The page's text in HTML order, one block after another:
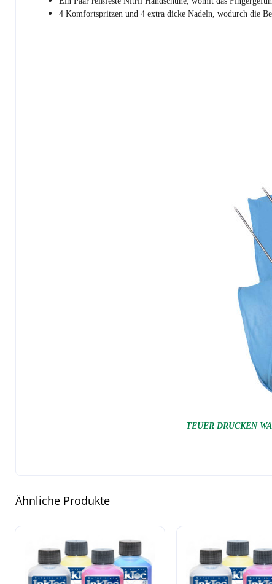
4 Komfortspritzen und 4 extra dicke Nadeln, wodurch die
TEUER DRUCKEN
Ähnliche Produkte